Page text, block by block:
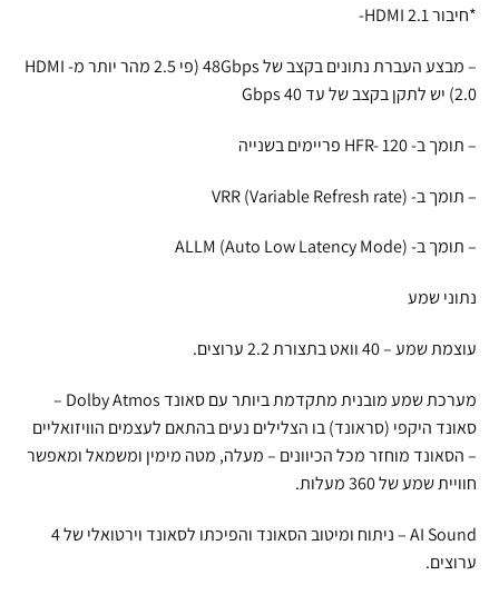
*חיבור HDMI 2.1-
– מבצע העברת נתונים בקצב של 48Gbps (פי 2.5 מהר יותר מ- HDMI
2.0) יש לתקן בקצב של עד 40 Gbps
– תומך ב- HFR- 120 פריימים בשנייה
– תומך ב- VRR (Variable Refresh rate)
– תומך ב- ALLM (Auto Low Latency Mode)
נתוני שמע
עוצמת שמע – 40 וואט בתצורת 2.2 ערוצים.
מערכת שמע מובנית מתקדמת ביותר עם סאונד Dolby Atmos –
סאונד היקפי (סראונד) בו הצלילים נעים בהתאם לעצמים הוויזואליים
– הסאונד מוחזר מכל הכיוונים – מעלה, מטה מימין ומשמאל ומאפשר
חוויית שמע של 360 מעלות.
AI Sound – ניתוח ומיטוב הסאונד והפיכתו לסאונד וירטואלי של 4
ערוצים.